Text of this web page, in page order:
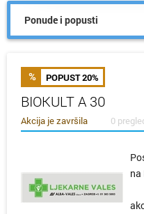
Ponude i popusti
POPUST 20%
BIOKULT A 30
Akcija je završila 0
na